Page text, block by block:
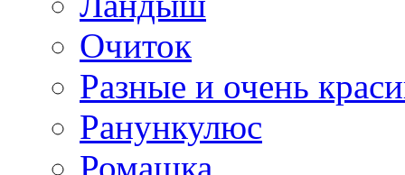
Очиток
Разные и очень
Ранункулюс